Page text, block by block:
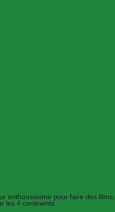
enthousiasme pour faire des films.
les 4 continents.